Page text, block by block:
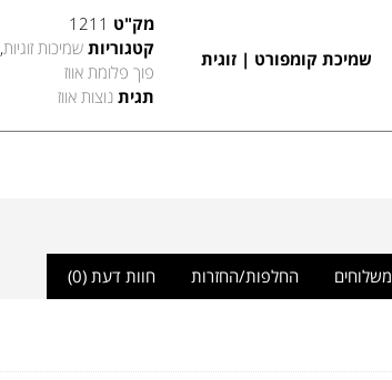
שמיכת קומפורט | זוגית
מק"ט 1211
קטגוריות שמיכות זוגיות,
פוך פלומת אווז
תגית נוצות אווז
משלוחים החלפות/החזרות חוות דעת (0)